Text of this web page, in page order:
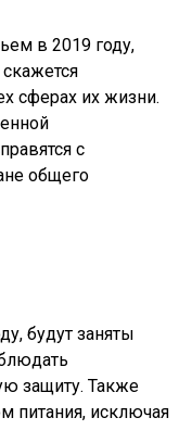
в 2019 году,
сферах их жизни.
с
общего
будут заняты
защиту. Также
питания, исключая